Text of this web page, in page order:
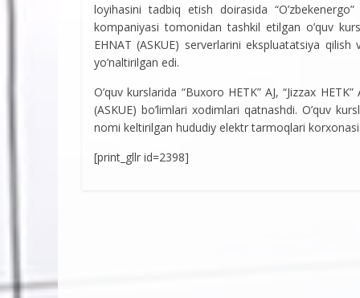
loyihasini tadbiq etish doirasida
kompaniyasi tomonidan tashkil etilgan o’quv
EHNAT (ASKUE) serverlarini ekspluatatsiya
yo’naltirilgan edi.
O’quv kurslarida “Buxoro HETK” AJ, “Jizzax
(ASKUE) bo’limlari xodimlari qatnashdi. O’quv
nomi keltirilgan hududiy elektr tarmoqlari
[print_gllr id=2398]